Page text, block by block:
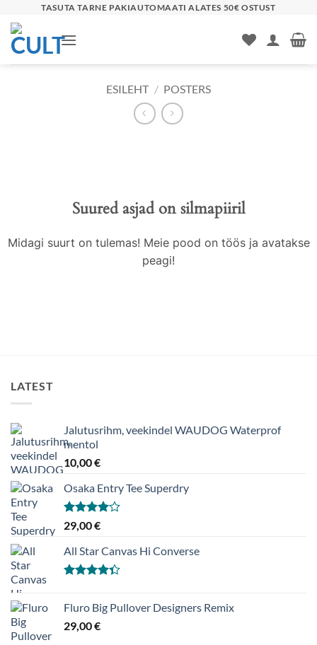
content
TASUTA TARNE PAKIAUTOMAATI ALATES 50€ OSTUST
ESILEHT / POSTERS
Suured asjad on silmapiiril
Midagi suurt on tulemas! Meie pood on töös ja avatakse
peagi!
LATEST
Jalutusrihm, veekindel WAUDOG Waterprof
mentol
10,00€
Osaka Entry Tee Superdry
Hinnanguga
4.00
29,00€
All Star Canvas Hi Converse
Fluro Big Pullover Designers Remix
29,00€